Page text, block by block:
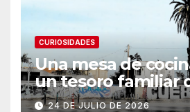
CURIOSIDADES
Una mesa de
un tesoro familiar
años
24 DE JULIO DE 2026